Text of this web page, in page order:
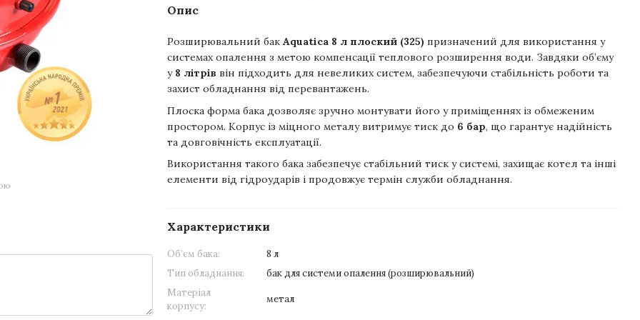
Опис
Розширювальний бак Aquatica 8 л плоский (325) призначений для використання у
системах опалення з метою компенсації теплового розширення води. Завдяки об’єму
у 8 літрів він підходить для невеликих систем, забезпечуючи стабільність роботи та
захист обладнання від перевантажень.
Плоска форма бака дозволяє зручно монтувати його у приміщеннях із обмеженим
простором. Корпус із міцного металу витримує тиск до 6 бар, що гарантує надійність
та довговічність експлуатації.
Використання такого бака забезпечує стабільний тиск у системі, захищає котел та інші
елементи від гідроударів і продовжує термін служби обладнання.
Характеристики
Об’єм бака:
8 л
Тип обладнання:
бак для системи опалення (розширювальний)
Матеріал
корпусу:
метал